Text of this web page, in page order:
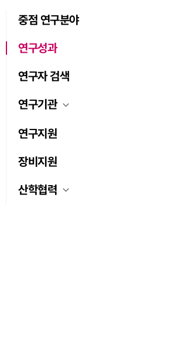
중점 연구분야
연구성과
연구자 검색
연구기관
연구지원
장비지원
산학협력